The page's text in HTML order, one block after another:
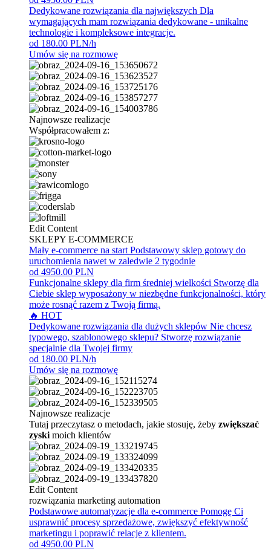
Dedykowane rozwiązania dla największych Dla
wymagających mam rozwiązania dedykowane - unikalne
technologie i kompleksowe integracje.
od 180.00 PLN/h
Umów się na rozmowę
Najnowsze realizacje
Współpracowałem z:
Edit Content
SKLEPY E-COMMERCE
Mały e-commerce na start Podstawowy sklep gotowy do
uruchomienia nawet w zaledwie 2 tygodnie
od 4950.00 PLN
Funkcjonalne sklepy dla firm średniej wielkości Stworzę dla
Ciebie sklep wyposażony w niezbędne funkcjonalności, który
może rosnąć razem z Twoją firmą.
🔥 HOT
Dedykowane rozwiązania dla dużych sklepów Nie chcesz
typowego, szablonowego sklepu? Stworzę rozwiązanie
specjalnie dla Twojej firmy
od 180.00 PLN/h
Umów się na rozmowę
Najnowsze realizacje
Tutaj przeczytasz o metodach, jakie stosuję, żeby zwiększać
zyski moich klientów
Edit Content
rozwiązania marketing automation
Podstawowe automatyzacje dla e-commerce Pomogę Ci
usprawnić procesy sprzedażowe, zwiększyć efektywność
marketingu i poprawić relacje z klientem.
od 4950.00 PLN